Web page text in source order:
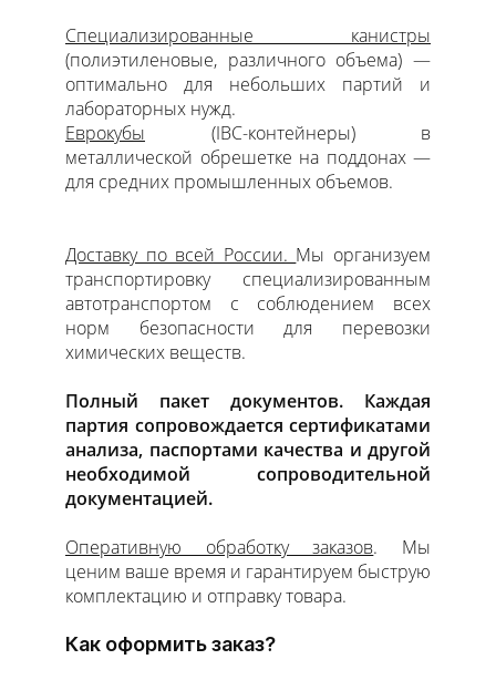
Специализированные канистры
(полиэтиленовые, различного объема) —
оптимально для небольших партий и
лабораторных нужд.
Еврокубы (IBC-контейнеры) в
металлической обрешетке на поддонах —
для средних промышленных объемов.
Доставку по всей России. Мы организуем
транспортировку специализированным
автотранспортом с соблюдением всех
норм безопасности для перевозки
химических веществ.
Полный пакет документов. Каждая
партия сопровождается сертификатами
анализа, паспортами качества и другой
необходимой сопроводительной
документацией.
Оперативную обработку заказов. Мы
ценим ваше время и гарантируем быструю
комплектацию и отправку товара.
Как оформить заказ?